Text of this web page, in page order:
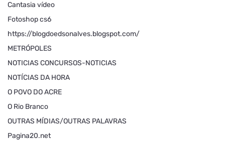
Cantasia vídeo
Fotoshop cs6
https://blogdoedsonalves.blogspot.com/
METRÓPOLES
NOTICIAS CONCURSOS-NOTICIAS
NOTÍCIAS DA HORA
O POVO DO ACRE
O Rio Branco
OUTRAS MÍDIAS/OUTRAS PALAVRAS
Pagina20.net